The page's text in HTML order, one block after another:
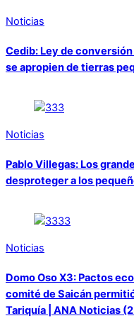
Noticias
Cedib: Ley de
se apropien de tierras
Noticias
Pablo Villegas: Los
desproteger a los
Noticias
Domo Oso X3: Pactos
comité de Saicán
Tariquía | ANA Noticias